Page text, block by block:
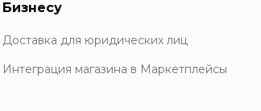
Бизнесу
Доставка для юридических лиц
Интеграция магазина в Маркетплейсы